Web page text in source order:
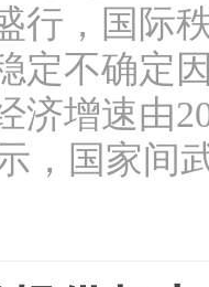
行，国际
定不确定
济增速由
示，国家